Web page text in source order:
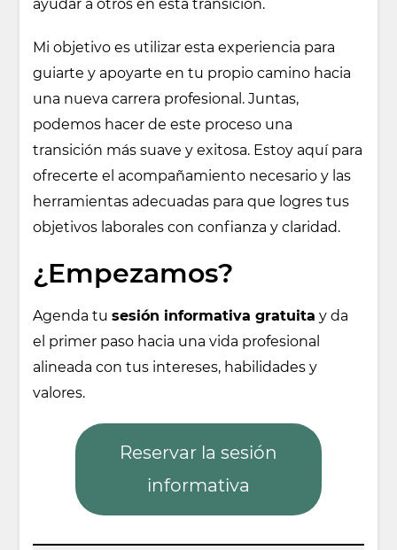
ayudar a otros en esta transición.
Mi objetivo es utilizar esta experiencia para
guiarte y apoyarte en tu propio camino hacia
una nueva carrera profesional. Juntas,
podemos hacer de este proceso una
transición más suave y exitosa. Estoy aquí para
ofrecerte el acompañamiento necesario y las
herramientas adecuadas para que logres tus
objetivos laborales con confianza y claridad.
¿Empezamos?
Agenda tusesión informativa gratuita y da
el primer paso hacia una vida profesional
alineada con tus intereses, habilidades y
valores.
Reservar la sesión
informativa